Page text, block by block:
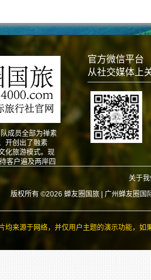
成员全部为禅素
开创出了融素
化旅游模式。现
客户遍及两岸四
官方微信平台
从社交媒体上
关于我
版权所有 ©2026 蝉友圈国旅 | 广州蝉友圈国
来源于网络，并仅用户主题的演示功能，